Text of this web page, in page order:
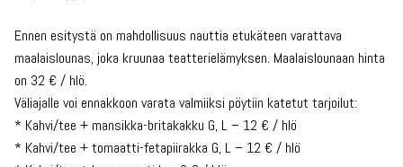
Ennen esitystä on mahdollisuus nauttia etukäteen varattava
maalaislounas, joka kruunaa teatterielämyksen. Maalaislounaan hinta
on 32 € / hlö.
Väliajalle voi ennakkoon varata valmiiksi pöytiin katetut tarjoilut:
* Kahvi/tee + mansikka-britakakku G, L – 12 € / hlö
* Kahvi/tee + tomaatti-fetapiirakka G, L – 12 € / hlö